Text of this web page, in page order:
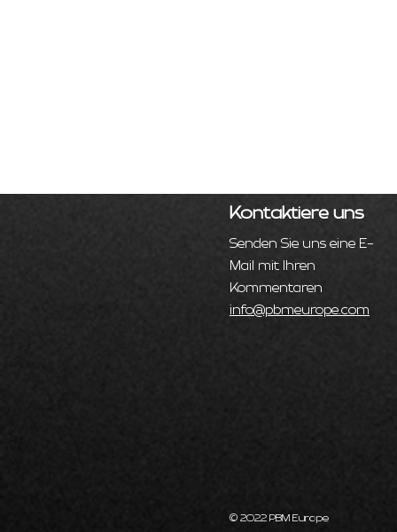
Kontaktiere uns
Senden Sie uns eine E-
Mail mit Ihren
Kommentaren
info@pbmeurope.com
© 2022 PBM Europe